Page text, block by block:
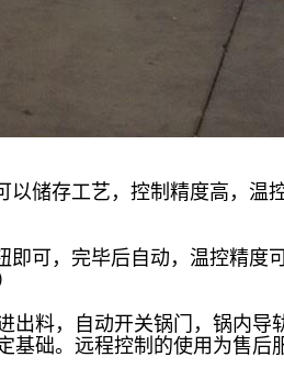
以储存工艺，控制精度高，
即可，完毕后自动，温控精度
料，自动开关锅门，锅内导
础。远程控制的使用为售后